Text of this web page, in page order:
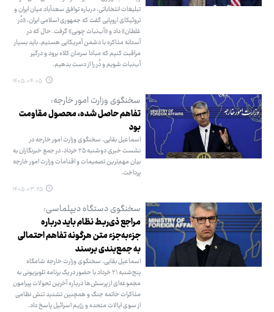
تبلیغات انتخاباتی، درباره توافق سعدآباد میان ایران و
تروئیکای اروپایی گفت که جمهوری اسلامی ایران، «دُر
غلطان» داد و «آب‌نبات چوبی» گرفت. حال که در
آستانه مذاکره با دشمن آمریکایی هستیم، باید بسیار
مراقبت کنیم که مبادا سرمان کلاه برود و درگیر
آب‌نبات شویم و دُر را از دست بدهیم.
۱۴۰۵.۰۴.۰۵
سخنگوی وزارت امور خارجه:
تفاهم حاصل ‌شده، محصول مقاومت
بود
اسماعیل بقایی، سخنگوی وزارت امور خارجه در
نشست خبری دوشنبه ۲۵ خرداد، در جمع خبرنگاران به
بیان مهم‌ترین تصمیمات و اقدامات وزارت امور خارجه
پرداخت.
۱۴۰۵.۰۳.۲۵
سخنگوی دستگاه دیپلماسی:
مراجع ذی‌ربط نظام باید درباره
جزءبه‌جزء متن هرگونه تفاهم احتمالی
به جمع‌بندی برسند
اسماعیل بقایی، سخنگوی وزارت خارجه شامگاه
پنج‌شنبه ۲۱ خرداد با حضور در یک برنامه تلویزیونی به
مجموعه‌ای از پرسش‌ها درباره آخرین تحولات پیرامون
مذاکرات خاتمه جنگ و همچنین تشدید تنش نظامی
از سوی ایالات متحده و رژیم اسرائیل پاسخ داد.